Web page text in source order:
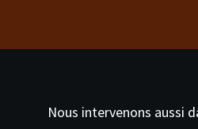
Nous intervenons aussi